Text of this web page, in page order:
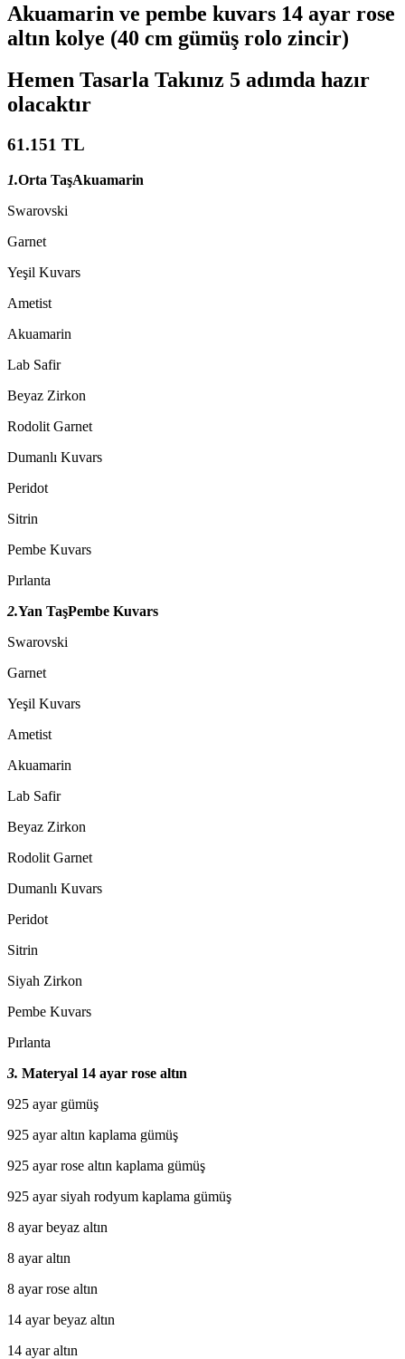
Akuamarin ve pembe kuvars 14 ayar rose
altın kolye (40 cm gümüş rolo zincir)
Hemen Tasarla Takınız 5 adımda hazır
olacaktır
61.151 TL
1.Orta TaşAkuamarin
Swarovski
Garnet
Yeşil Kuvars
Ametist
Akuamarin
Lab Safir
Beyaz Zirkon
Rodolit Garnet
Dumanlı Kuvars
Peridot
Sitrin
Pembe Kuvars
Pırlanta
2.Yan TaşPembe Kuvars
Swarovski
Garnet
Yeşil Kuvars
Ametist
Akuamarin
Lab Safir
Beyaz Zirkon
Rodolit Garnet
Dumanlı Kuvars
Peridot
Sitrin
Siyah Zirkon
Pembe Kuvars
Pırlanta
3. Materyal 14 ayar rose altın
925 ayar gümüş
925 ayar altın kaplama gümüş
925 ayar rose altın kaplama gümüş
925 ayar siyah rodyum kaplama gümüş
8 ayar beyaz altın
8 ayar altın
8 ayar rose altın
14 ayar beyaz altın
14 ayar altın